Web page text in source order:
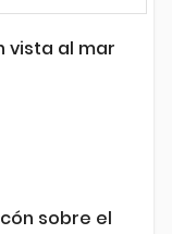
vista al mar
sobre el